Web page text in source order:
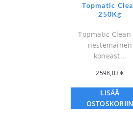
Topmatic
250Kg
Topmatic Clean
nestemäinen
koneast...
2598,03€
LISÄÄ
OSTOSKORIIN